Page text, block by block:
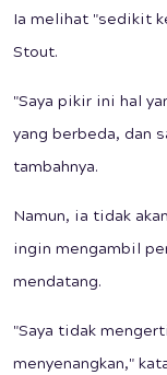
Ia melihat "sedikit
Stout.
"Saya pikir ini hal
yang berbeda, dan
tambahnya.
Namun, ia tidak
ingin mengambil
mendatang.
"Saya tidak
menyenangkan,"